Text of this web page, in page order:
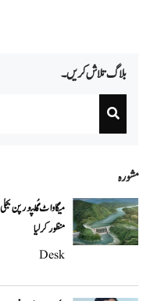
بلاگ تلاش کریں۔
مشورہ
منظور کر لیا
Desk